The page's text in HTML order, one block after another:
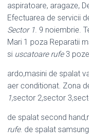
aspiratoare, aragaze,
Efectuarea de servicii
Sector 1. 9 noiembrie.
Mari 1 poza Reparatii
si uscatoare rufe3 poze
ardo,masini de spalat
aer conditionat. Zona
1,sector 2,sector
de spalat second
rufe. de spalat samsung